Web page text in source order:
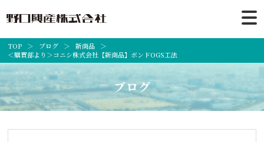
TOP ブログ
新商品
＜購買部より＞コニシ株式会社【新商品】ボンドOGS工法
ブログ